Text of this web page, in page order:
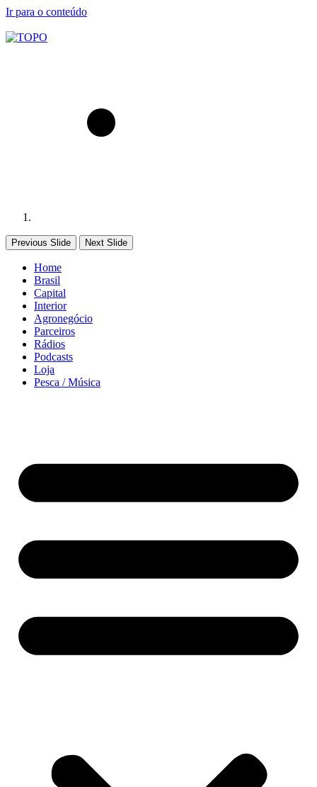
Ir para o conteúdo
Previous Slide Next Slide
Home
Brasil
Capital
Interior
Agronegócio
Parceiros
Rádios
Podcasts
Loja
Pesca / Música